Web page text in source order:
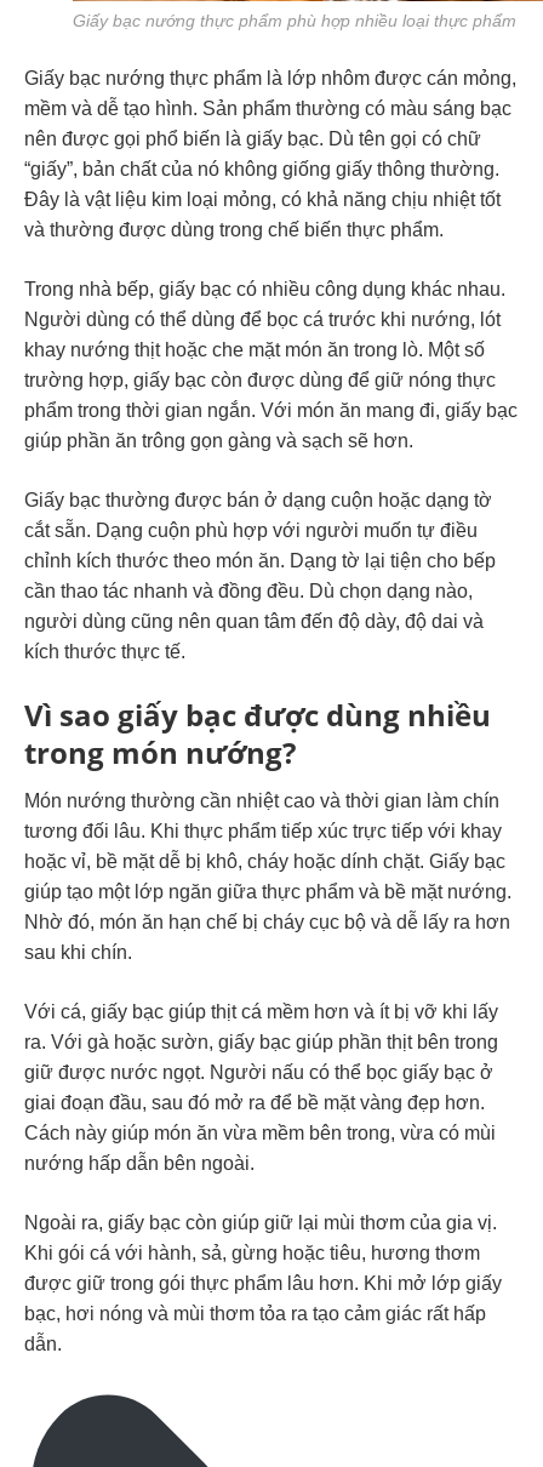
Giấy bạc nướng thực phẩm phù hợp nhiều loại thực phẩm
Giấy bạc nướng thực phẩm là lớp nhôm được cán mỏng,
mềm và dễ tạo hình. Sản phẩm thường có màu sáng bạc
nên được gọi phổ biến là giấy bạc. Dù tên gọi có chữ
“giấy”, bản chất của nó không giống giấy thông thường.
Đây là vật liệu kim loại mỏng, có khả năng chịu nhiệt tốt
và thường được dùng trong chế biến thực phẩm.
Trong nhà bếp, giấy bạc có nhiều công dụng khác nhau.
Người dùng có thể dùng để bọc cá trước khi nướng, lót
khay nướng thịt hoặc che mặt món ăn trong lò. Một số
trường hợp, giấy bạc còn được dùng để giữ nóng thực
phẩm trong thời gian ngắn. Với món ăn mang đi, giấy bạc
giúp phần ăn trông gọn gàng và sạch sẽ hơn.
Giấy bạc thường được bán ở dạng cuộn hoặc dạng tờ
cắt sẵn. Dạng cuộn phù hợp với người muốn tự điều
chỉnh kích thước theo món ăn. Dạng tờ lại tiện cho bếp
cần thao tác nhanh và đồng đều. Dù chọn dạng nào,
người dùng cũng nên quan tâm đến độ dày, độ dai và
kích thước thực tế.
Vì sao giấy bạc được dùng nhiều
trong món nướng?
Món nướng thường cần nhiệt cao và thời gian làm chín
tương đối lâu. Khi thực phẩm tiếp xúc trực tiếp với khay
hoặc vỉ, bề mặt dễ bị khô, cháy hoặc dính chặt. Giấy bạc
giúp tạo một lớp ngăn giữa thực phẩm và bề mặt nướng.
Nhờ đó, món ăn hạn chế bị cháy cục bộ và dễ lấy ra hơn
sau khi chín.
Với cá, giấy bạc giúp thịt cá mềm hơn và ít bị vỡ khi lấy
ra. Với gà hoặc sườn, giấy bạc giúp phần thịt bên trong
giữ được nước ngọt. Người nấu có thể bọc giấy bạc ở
giai đoạn đầu, sau đó mở ra để bề mặt vàng đẹp hơn.
Cách này giúp món ăn vừa mềm bên trong, vừa có mùi
nướng hấp dẫn bên ngoài.
Ngoài ra, giấy bạc còn giúp giữ lại mùi thơm của gia vị.
Khi gói cá với hành, sả, gừng hoặc tiêu, hương thơm
được giữ trong gói thực phẩm lâu hơn. Khi mở lớp giấy
bạc, hơi nóng và mùi thơm tỏa ra tạo cảm giác rất hấp
dẫn.